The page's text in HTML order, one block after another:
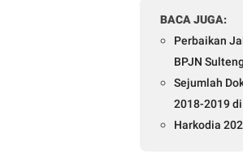
BACA JUGA:
Perbaikan
BPJN Sulteng
Sejumlah
2018-2019
Harkodia